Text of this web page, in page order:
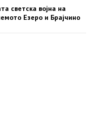
светска војна на
Езеро и Брајчино